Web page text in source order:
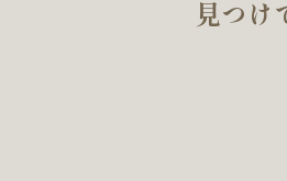
見つけ